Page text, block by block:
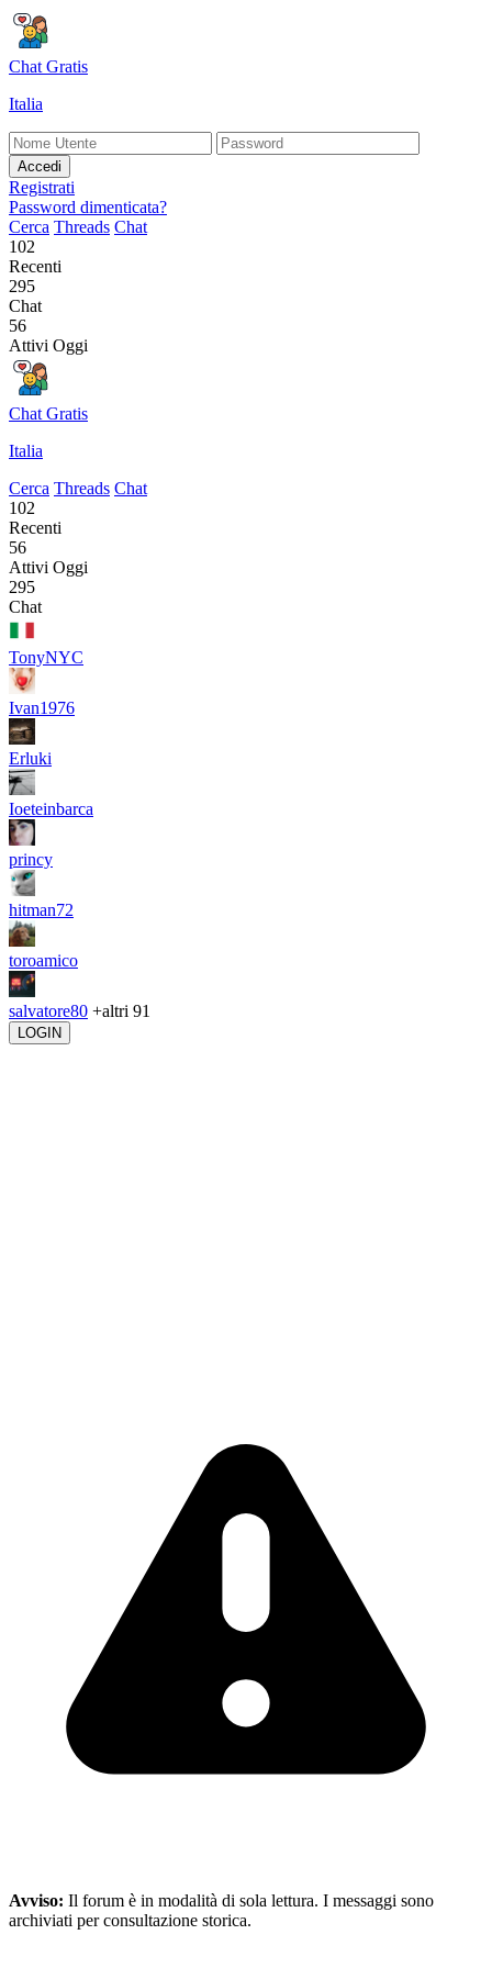
Chat Gratis
Italia
Accedi
Registrati
Password dimenticata?
Cerca Threads Chat
102
Recenti
295
Chat
56
Attivi Oggi
Chat Gratis
Italia
Cerca Threads Chat
102
Recenti
56
Attivi Oggi
295
Chat
TonyNYC
Ivan1976
Erluki
Ioeteinbarca
princy
hitman72
toroamico
salvatore80 +altri 91
LOGIN
Avviso: Il forum è in modalità di sola lettura. I messaggi sono
archiviati per consultazione storica.